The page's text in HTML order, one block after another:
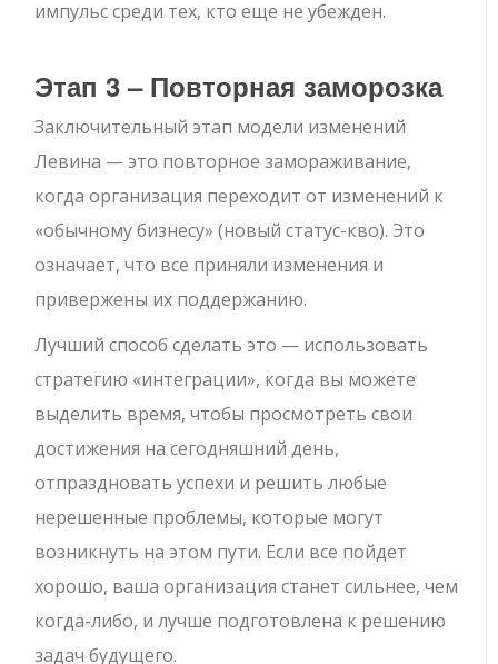
импульс среди тех, кто еще не убежден.
Этап 3 – Повторная заморозка
Заключительный этап модели изменений
Левина — это повторное замораживание,
когда организация переходит от изменений к
«обычному бизнесу» (новый статус-кво). Это
означает, что все приняли изменения и
привержены их поддержанию.
Лучший способ сделать это — использовать
стратегию «интеграции», когда вы можете
выделить время, чтобы просмотреть свои
достижения на сегодняшний день,
отпраздновать успехи и решить любые
нерешенные проблемы, которые могут
возникнуть на этом пути. Если все пойдет
хорошо, ваша организация станет сильнее, чем
когда-либо, и лучше подготовлена ​​к решению
задач будущего.